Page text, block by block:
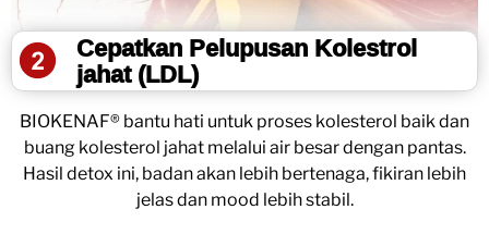
Cepatkan Pelupusan Kolestrol
jahat (LDL)
BIOKENAF® bantu hati untuk proses kolesterol baik dan
buang kolesterol jahat melalui air besar dengan pantas.
Hasil detox ini, badan akan lebih bertenaga, fikiran lebih
jelas dan mood lebih stabil.